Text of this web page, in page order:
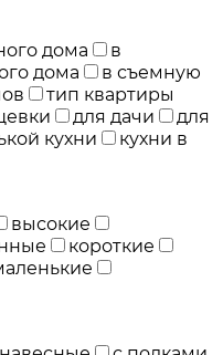
дома
в
дома
в съемную
тип квартиры
для дачи
для
кухни
кухни в
высокие
короткие